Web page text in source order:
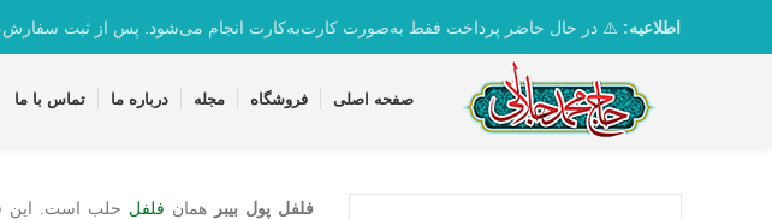
تماس با واحد پشتیبانی 09361163082
صفحه اصلی فروشگاه مجله درباره ما تماس با ما
فلفل پول بیبر همان فلفل حلب است. این
اطلاعیه: ⚠️ در حال حاضر پرداخت فقط به‌صورت کارت‌به‌کارت انجام می‌شود. پس از ثبت سفارش،